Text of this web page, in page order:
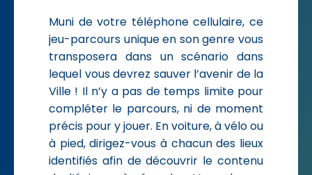
Muni de votre téléphone cellulaire, ce
jeu-parcours unique en son genre vous
transposera dans un scénario dans
lequel vous devrez sauver l’avenir de la
Ville ! Il n’y a pas de temps limite pour
compléter le parcours, ni de moment
précis pour y jouer. En voiture, à vélo ou
à pied, dirigez-vous à chacun des lieux
identifiés afin de découvrir le contenu